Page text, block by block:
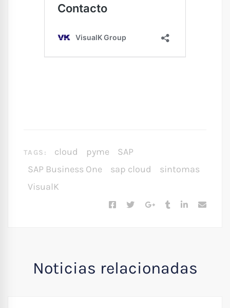
TAGS: cloud pyme
SAP
SAP Business One
sap cloud
sintomas
VisualK
Noticias relacionadas